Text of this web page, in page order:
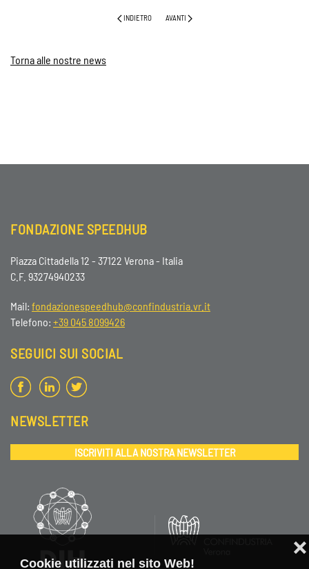
Cookie utilizzati nel sito Web!
❌
INDIETRO AVANTI
Torna alle nostre news
FONDAZIONE SPEEDHUB
Piazza Cittadella 12 - 37122 Verona - Italia
C.F. 93274940233
Mail: fondazionespeedhub@confindustria.vr.it
Telefono: +39 045 8099426
SEGUICI SUI SOCIAL
NEWSLETTER
ISCRIVITI ALLA NOSTRA NEWSLETTER